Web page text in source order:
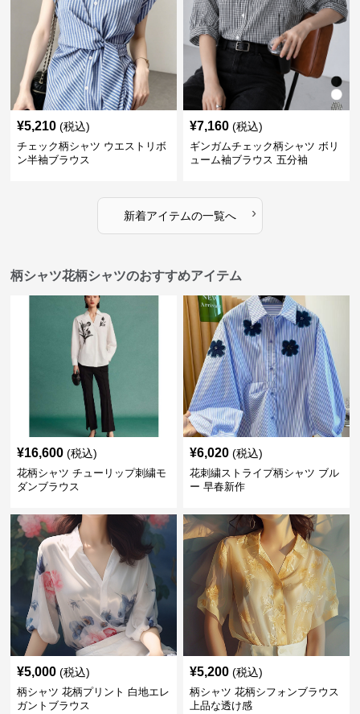
¥5,210 (税込)
チェック柄シャツ ウエストリボ
ン半袖ブラウス
¥7,160 (税込)
ギンガムチェック柄シャツ ボリ
ューム袖ブラウス 五分袖
新着アイテムの一覧へ ›
柄シャツ花柄シャツのおすすめアイテム
¥16,600 (税込)
花柄シャツ チューリップ刺繍モ
ダンブラウス
¥6,020 (税込)
花刺繍ストライプ柄シャツ ブル
ー 早春新作
¥5,000 (税込)
柄シャツ 花柄プリント 白地エレ
ガントブラウス
¥5,200 (税込)
柄シャツ 花柄シフォンブラウス
上品な透け感